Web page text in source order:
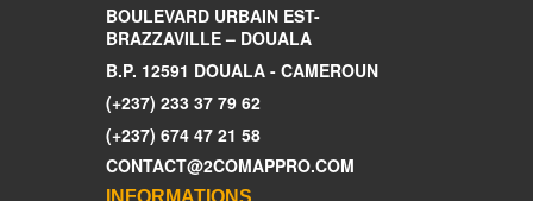
BOULEVARD URBAIN EST-
BRAZZAVILLE – DOUALA
B.P. 12591 DOUALA - CAMEROUN
(+237) 233 37 79 62
(+237) 674 47 21 58
CONTACT@2COMAPPRO.COM
INFORMATIONS